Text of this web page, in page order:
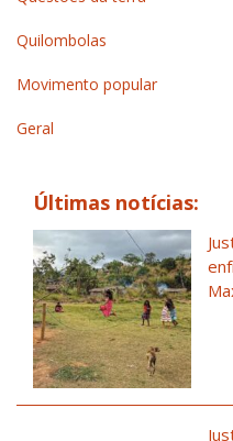
Quilombolas
Movimento popular
Geral
Últimas notícias: